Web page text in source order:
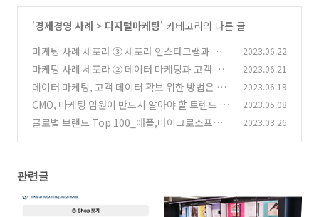
'경제경영 사례 > 디지털마케팅' 카테고리의 다른 글
마케팅 사례 세포라 ③ 세포라 인스타그램과 유
튜브 마케팅
(0)
2023.06.22
마케팅 사례 세포라 ② 데이터 마케팅과 고객 경
험 혁신
(0)
2023.06.21
데이터 마케팅, 고객 데이터 확보 위한 방법은 무
엇이 있을까
(0)
2023.06.19
CMO, 마케팅 임원이 반드시 알아야 할 트렌드 3
가지, 디지털 혁신과 브랜드에 대한 소비자 태도
2023.05.08
글로벌 브랜드 Top 100_애플,마이크로소프트,
2023.03.26
관련글